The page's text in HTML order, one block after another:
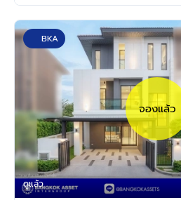
BKA
ดูแล้ว
จองแล้ว